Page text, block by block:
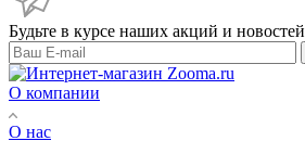
Будьте в курсе наших акций и новостей
О компании
О нас